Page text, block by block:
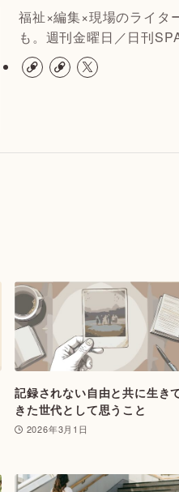
福祉×編集×現場のライタ
も。週刊金曜日／日刊
記録されない自由と共に生き
きた世代として思うこと
2026年3月1日